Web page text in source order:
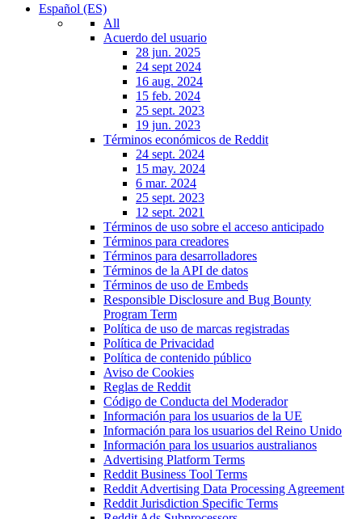
Español (ES)
All
Acuerdo del usuario
28 jun. 2025
24 sept 2024
16 aug. 2024
15 feb. 2024
25 sept. 2023
19 jun. 2023
Términos económicos de Reddit
24 sept. 2024
15 may. 2024
6 mar. 2024
25 sept. 2023
12 sept. 2021
Términos de uso sobre el acceso anticipado
Términos para creadores
Términos para desarrolladores
Términos de la API de datos
Términos de uso de Embeds
Responsible Disclosure and Bug Bounty
Program Term
Política de uso de marcas registradas
Política de Privacidad
Política de contenido público
Aviso de Cookies
Reglas de Reddit
Código de Conducta del Moderador
Información para los usuarios de la UE
Información para los usuarios del Reino Unido
Información para los usuarios australianos
Advertising Platform Terms
Reddit Business Tool Terms
Reddit Advertising Data Processing Agreement
Reddit Jurisdiction Specific Terms